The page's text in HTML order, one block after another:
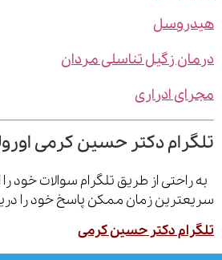
زگیل تناسلی مردان
ادراری
دکتر حسین کرمی
از طریق تلگرام سوالات خود را از
زمان ممکن پاسخ خود را دریافت
دکتر حسین کرمی